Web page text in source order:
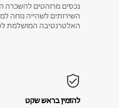
נכסים מרוהטים להשכרה
השירותים לשהייה נוחה
האלטרנטיבה המושלמת
להזמין בראש שקט